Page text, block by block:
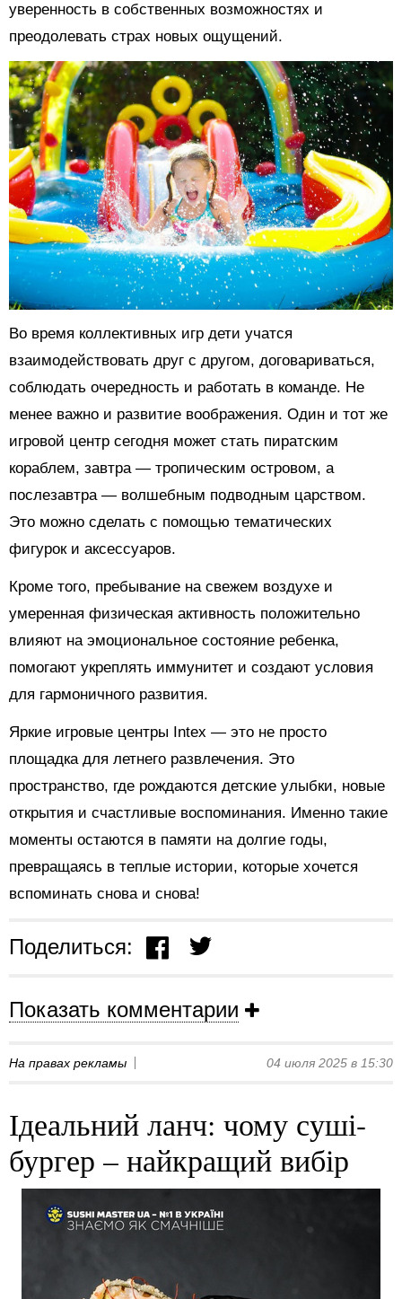
уверенность в собственных возможностях и
преодолевать страх новых ощущений.
Во время коллективных игр дети учатся
взаимодействовать друг с другом, договариваться,
соблюдать очередность и работать в команде. Не
менее важно и развитие воображения. Один и тот же
игровой центр сегодня может стать пиратским
кораблем, завтра — тропическим островом, а
послезавтра — волшебным подводным царством.
Это можно сделать с помощью тематических
фигурок и аксессуаров.
Кроме того, пребывание на свежем воздухе и
умеренная физическая активность положительно
влияют на эмоциональное состояние ребенка,
помогают укреплять иммунитет и создают условия
для гармоничного развития.
Яркие игровые центры Intex — это не просто
площадка для летнего развлечения. Это
пространство, где рождаются детские улыбки, новые
открытия и счастливые воспоминания. Именно такие
моменты остаются в памяти на долгие годы,
превращаясь в теплые истории, которые хочется
вспоминать снова и снова!
Поделиться:
Показать комментарии
На правах рекламы 04 июля 2025 в 15:30
Ідеальний ланч: чому суші-
бургер – найкращий вибір